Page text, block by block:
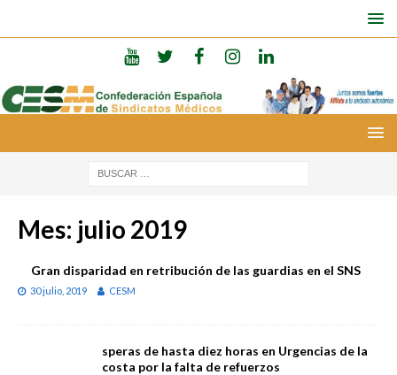
Mes: julio 2019
Gran disparidad en retribución de las guardias en el SNS
30 julio, 2019 CESM
speras de hasta diez horas en Urgencias de la
costa por la falta de refuerzos